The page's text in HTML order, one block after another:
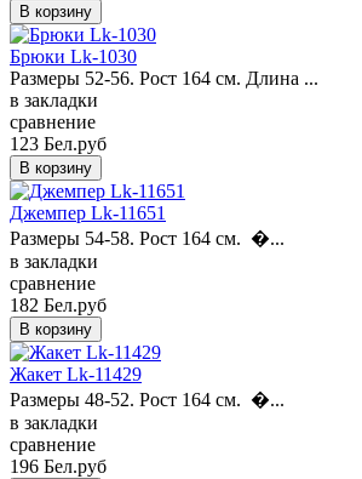
Брюки Lk-1030
Размеры 52-56. Рост 164 см. Длина ...
в закладки
сравнение
123 Бел.руб
Джемпер Lk-11651
Размеры 54-58. Рост 164 см. �...
в закладки
сравнение
182 Бел.руб
Жакет Lk-11429
Размеры 48-52. Рост 164 см. �...
в закладки
сравнение
196 Бел.руб